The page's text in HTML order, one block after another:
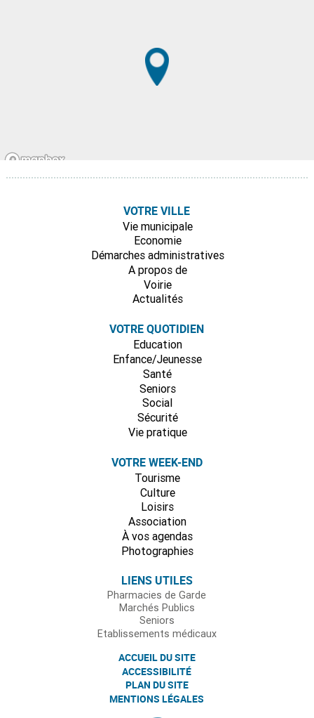
VOTRE VILLE
Vie municipale
Economie
Démarches administratives
A propos de
Voirie
Actualités
VOTRE QUOTIDIEN
Education
Enfance/Jeunesse
Santé
Seniors
Social
Sécurité
Vie pratique
VOTRE WEEK-END
Tourisme
Culture
Loisirs
Association
À vos agendas
Photographies
LIENS UTILES
Pharmacies de Garde
Marchés Publics
Seniors
Etablissements médicaux
ACCUEIL DU SITE
ACCESSIBILITÉ
PLAN DU SITE
MENTIONS LÉGALES